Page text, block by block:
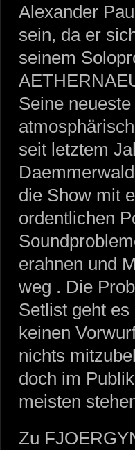
Alexander
sein, da er
seinem
Seine
seit letztem
die Show mit
ordentlichen
erahnen und
weg . Die
Setlist geht
keinen
nichts
doch im
meisten
Zu